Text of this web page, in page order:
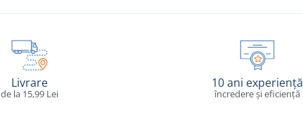
Livrare
de la 15,99 Lei
10 ani experiență
încredere și eficiență